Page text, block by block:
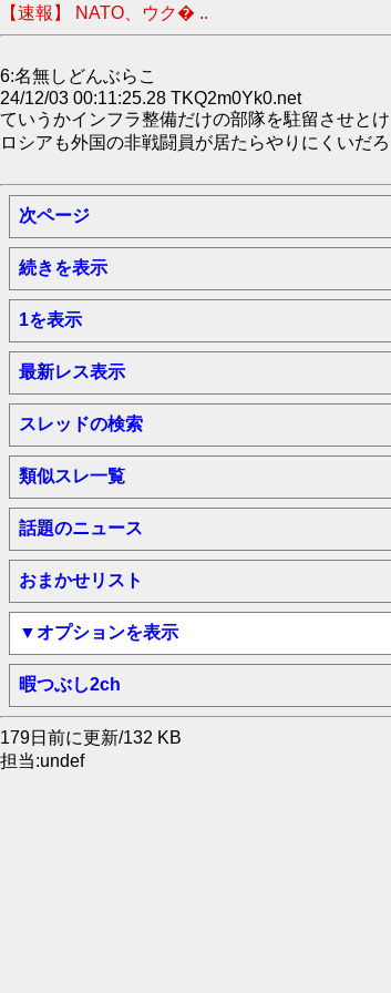
【速報】 NATO、ウク� ..
6:名無しどんぶらこ
24/12/03 00:11:25.28 TKQ2m0Yk0.net
ていうかインフラ整備だけの部隊を駐留させとけ
ロシアも外国の非戦闘員が居たらやりにくいだろ
次ページ
続きを表示
1を表示
最新レス表示
スレッドの検索
類似スレ一覧
話題のニュース
おまかせリスト
▼オプションを表示
暇つぶし2ch
179日前に更新/132 KB
担当:undef